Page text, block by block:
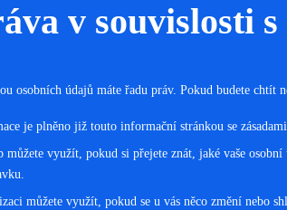
v souvislosti
osobních údajů máte řadu práv. Pokud budete
je plněno již touto informační stránkou se
můžete využít, pokud si přejete znát, jaké vaše
můžete využít, pokud se u vás něco změní nebo